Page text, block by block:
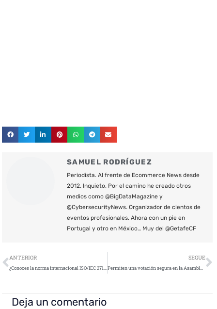
SAMUEL RODRÍGUEZ
Periodista. Al frente de Ecommerce News desde
2012. Inquieto. Por el camino he creado otros
medios como @BigDataMagazine y
@CybersecurityNews. Organizador de cientos de
eventos profesionales. Ahora con un pie en
Portugal y otro en México… Muy del @GetafeCF
Ant
ANTERIOR
¿Conoces la norma internacional ISO/IEC 27102 sobre ciberseguros?
SEGUE
Permiten una votación segura en la Asamblea General de Panam Sports con una nueva aplicación basada en Blockchain
Deja un comentario